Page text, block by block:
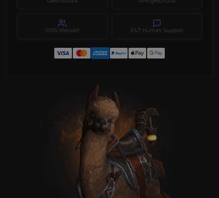
100% Manuell 24/7 Human Support